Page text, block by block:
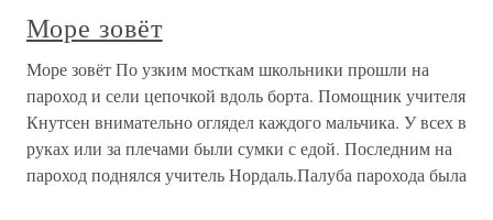
Море зовёт
Море зовёт По узким мосткам школьники прошли на
пароход и сели цепочкой вдоль борта. Помощник учителя
Кнутсен внимательно оглядел каждого мальчика. У всех в
руках или за плечами были сумки с едой. Последним на
пароход поднялся учитель Нордаль.Палуба парохода была